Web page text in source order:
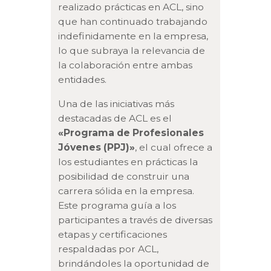
realizado prácticas en ACL, sino
que han continuado trabajando
indefinidamente en la empresa,
lo que subraya la relevancia de
la colaboración entre ambas
entidades.
Una de las iniciativas más
destacadas de ACL es el
«Programa de Profesionales
Jóvenes (PPJ)», el cual ofrece a
los estudiantes en prácticas la
posibilidad de construir una
carrera sólida en la empresa.
Este programa guía a los
participantes a través de diversas
etapas y certificaciones
respaldadas por ACL,
brindándoles la oportunidad de